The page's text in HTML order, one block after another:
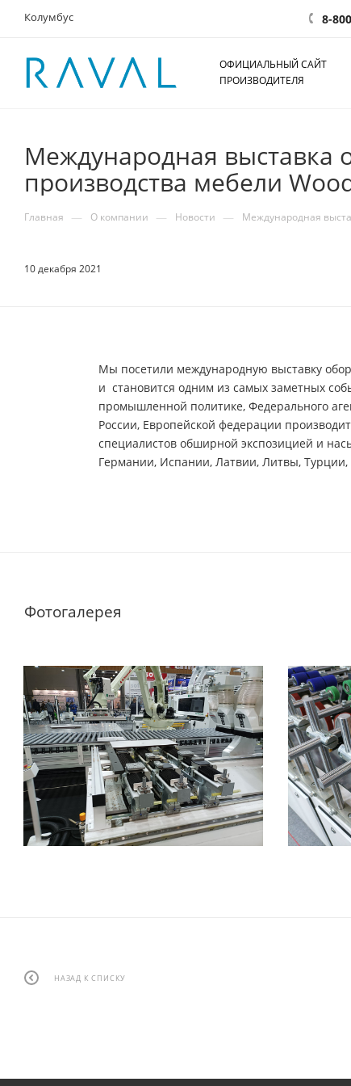
Колумбус 8-
ОФИЦИАЛЬНЫЙ САЙТ
ПРОИЗВОДИТЕЛЯ
Международная выставка
производства мебели
Главная — О компании — Новости — Международная
10 декабря 2021
Мы посетили международную выставку
и становится одним из самых заметных
промышленной политике, Федерального
России, Европейской федерации
специалистов обширной экспозицией и
Германии, Испании, Латвии, Литвы,
Фотогалерея
НАЗАД К СПИСКУ